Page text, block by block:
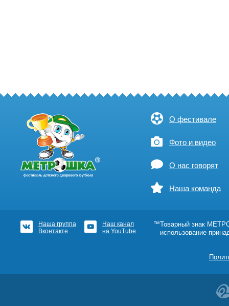
О фестивале
Фото и видео
О нас говорят
Наша команда
Наша группа
Вконтакте
Наш канал
на YouTube
™Товарный знак
использование